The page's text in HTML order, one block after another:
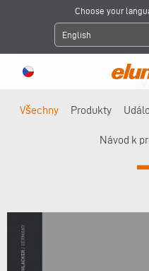
Choose your
English
Všechny Produkty
Návod k